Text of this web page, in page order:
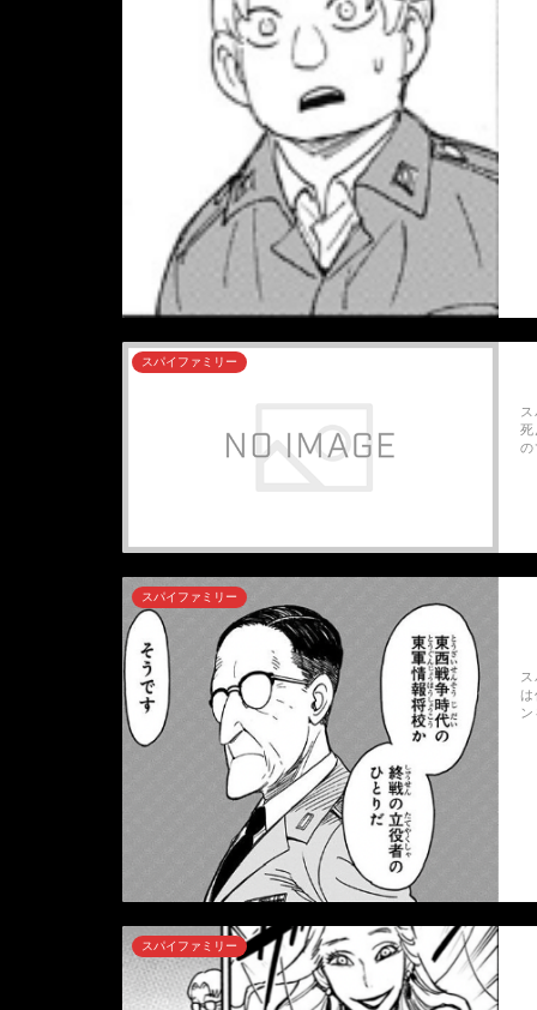
スパイファミリー
死
の
スパイファミリー
は
スパイファミリー